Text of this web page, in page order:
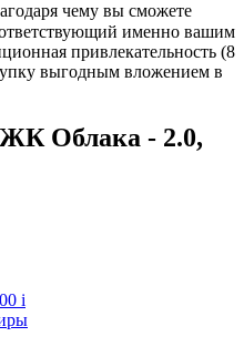
чему вы сможете
именно вашим
привлекательность (8
выгодным вложением в
Облака - 2.0,
i